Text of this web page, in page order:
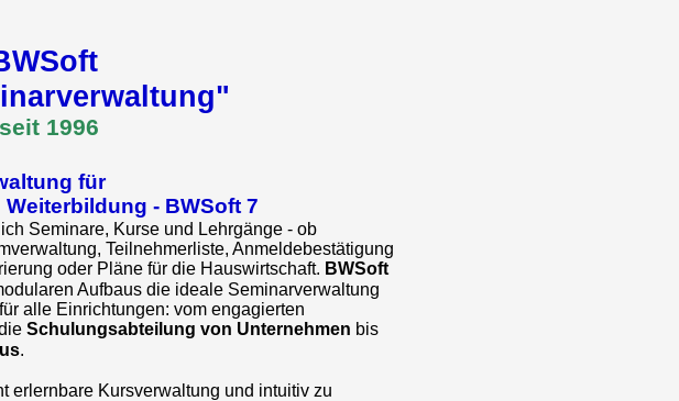
für
- BWSoft 7
Seminare, Kurse und Lehrgänge - ob
Teilnehmerliste, Anmeldebestätigung
oder Pläne für die Hauswirtschaft. BWSoft
Aufbaus die ideale Seminarverwaltung
alle Einrichtungen: vom engagierten
Schulungsabteilung von Unternehmen bis
.
erlernbare Kursverwaltung und intuitiv zu
1996